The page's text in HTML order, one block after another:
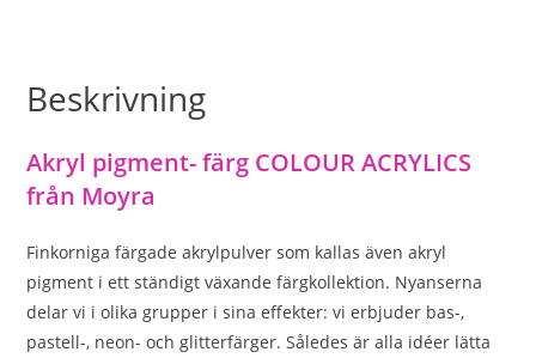
Beskrivning
Akryl pigment- färg COLOUR ACRYLICS
från Moyra
Finkorniga färgade akrylpulver som kallas även akryl
pigment i ett ständigt växande färgkollektion. Nyanserna
delar vi i olika grupper i sina effekter: vi erbjuder bas-,
pastell-, neon- och glitterfärger. Således är alla idéer lätta